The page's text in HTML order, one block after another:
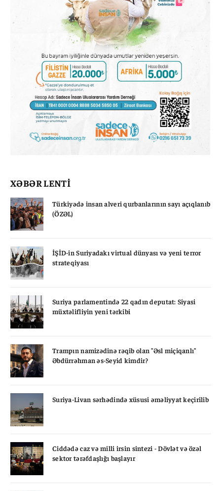
XƏBƏR LENTİ
Türkiyədə insan alveri qurbanlarının sayı açıqlanıb
(ÖZƏL)
İŞİD-in Suriyadakı virtual dünyası və yeni terror
strateqiyası
Suriya parlamentində 22 qadın deputat: Siyasi
müxtəlifliyin yeni tərkibi
Trampın namizədinə rəqib olan "Əsl miçiqanlı"
Əbdürrəhman əs-Seyid kimdir?
Suriya-Livan sərhədində xüsusi əməliyyat keçirilib
Ciddədə caz və milli irsin sintezi - Dövlət və özəl
sektor tərəfdaşlığı başlayır